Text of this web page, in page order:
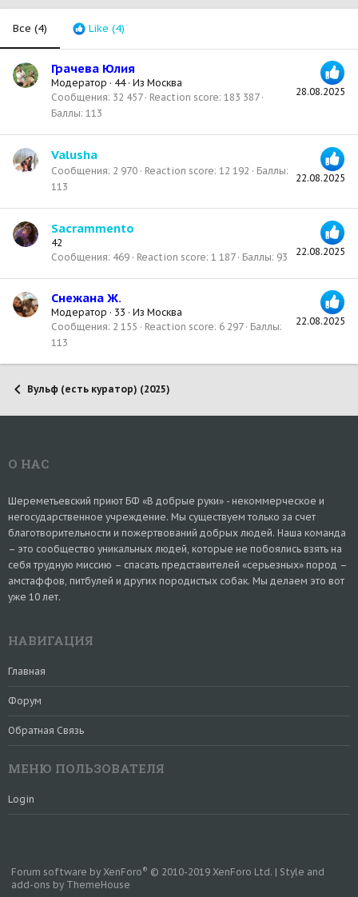
Все (4) Like (4)
28.08.2025
Грачева Юлия
Модератор · 44 · Из Москва
Сообщения 32 457 Reaction score 183 387
Баллы 113
22.08.2025
Valusha
Сообщения 2 970 Reaction score 12 192
Баллы
113
22.08.2025
Sacrammento
42
Сообщения 469 Reaction score 1 187 Баллы 93
22.08.2025
Снежана Ж.
Модератор · 33 · Из Москва
Сообщения 2 155 Reaction score 6 297
Баллы
113
Вульф (есть куратор) (2025)
О НАС
Шереметьевский приют БФ «В добрые руки» - некоммерческое и
негосударственное учреждение. Мы существуем только за счет
благотворительности и пожертвований добрых людей. Наша команда
– это сообщество уникальных людей, которые не побоялись взять на
себя трудную миссию – спасать представителей «серьезных» пород –
амстаффов, питбулей и других породистых собак. Мы делаем это вот
уже 10 лет.
НАВИГАЦИЯ
Главная
Форум
Обратная Связь
МЕНЮ ПОЛЬЗОВАТЕЛЯ
Login
Forum software by XenForo® © 2010-2019 XenForo Ltd. | Style and
add-ons by ThemeHouse